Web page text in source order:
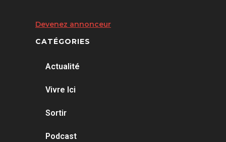
Devenez annonceur
CATÉGORIES
Actualité
Vivre Ici
Sortir
Podcast